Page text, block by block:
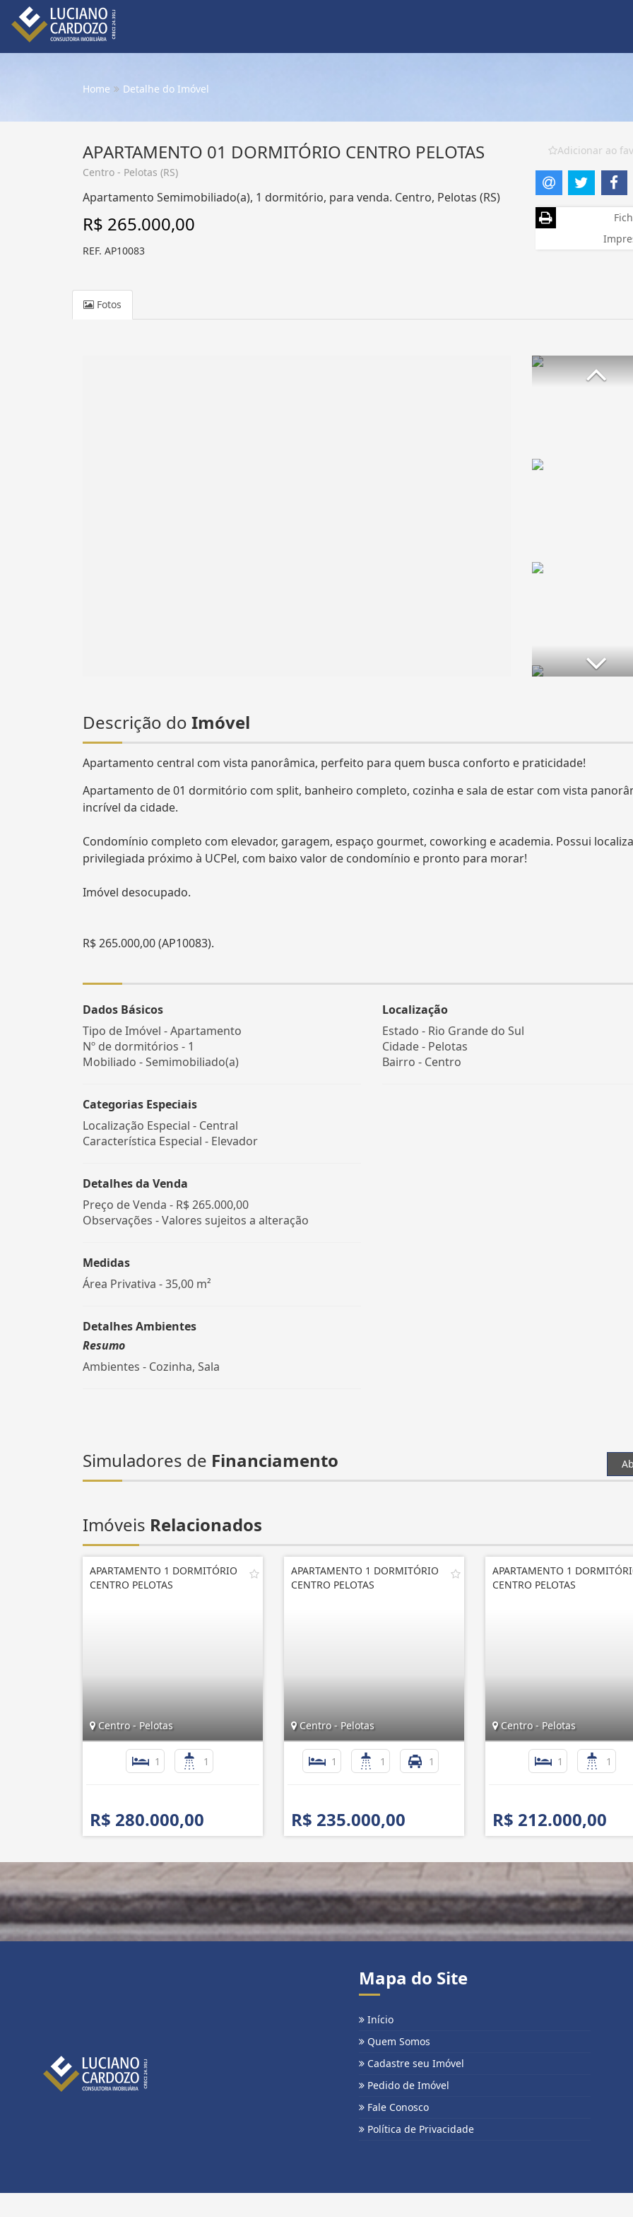
Home Detalhe do Imóvel
APARTAMENTO 01 DORMITÓRIO CENTRO PELOTAS
Centro - Pelotas (RS)
Apartamento Semimobiliado(a), 1 dormitório, para venda. Centro, Pelotas (RS)
R$ 265.000,00
REF. AP10083
Adicionar ao
Fotos
Descrição do Imóvel
Apartamento central com vista panorâmica, perfeito para quem busca conforto e praticidade!
Apartamento de 01 dormitório com split, banheiro completo, cozinha e sala de estar com vista
incrível da cidade.
Condomínio completo com elevador, garagem, espaço gourmet, coworking e academia. Possui
privilegiada próximo à UCPel, com baixo valor de condomínio e pronto para morar!
Imóvel desocupado.
R$ 265.000,00 (AP10083).
Dados Básicos
Tipo de Imóvel - Apartamento
Nº de dormitórios - 1
Mobiliado - Semimobiliado(a)
Categorias Especiais
Localização Especial - Central
Característica Especial - Elevador
Detalhes da Venda
Preço de Venda - R$ 265.000,00
Observações - Valores sujeitos a alteração
Medidas
Área Privativa - 35,00 m²
Detalhes Ambientes
Resumo
Ambientes - Cozinha, Sala
Localização
Estado - Rio Grande do Sul
Cidade - Pelotas
Bairro - Centro
Simuladores de Financiamento
Imóveis Relacionados
APARTAMENTO 1 DORMITÓRIO
CENTRO PELOTAS
Centro - Pelotas
1 1
R$ 280.000,00
APARTAMENTO 1 DORMITÓRIO
CENTRO PELOTAS
Centro - Pelotas
1 1 1
R$ 235.000,00
APARTAMENTO 1
CENTRO PELOTAS
Centro - Pelotas
1 1
R$ 212.000,00
Mapa do Site
Início
Quem Somos
Cadastre seu Imóvel
Pedido de Imóvel
Fale Conosco
Política de Privacidade